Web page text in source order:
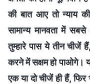
की बात आए तो न्याय
सामान्य मानवता में
तुम्हारे पास ये तीन चीजें
करने में सक्षम हो पाओगे।
एक या दो चीजें ही हैं,